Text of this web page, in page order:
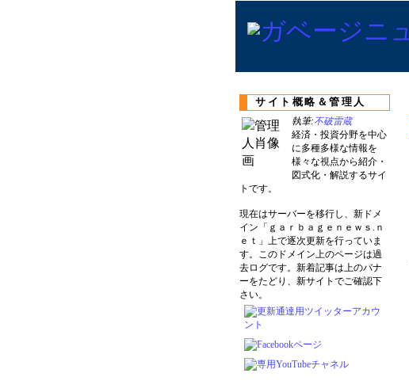
サイト概略＆管理人
執筆:不破雷蔵
経済・投資分野を中心
に多種多様な情報を
様々な視点から紹介・
図式化・解説するサイ
トです。
現在はサーバーを移行し、新ドメ
イン「ｇａｒｂａｇｅｎｅｗｓ.ｎ
ｅｔ」上で逐次更新を行っていま
す。このドメイン上のページは過
去ログです。新着記事は上のバナ
ーをたどり、新サイトでご確認下
さい。